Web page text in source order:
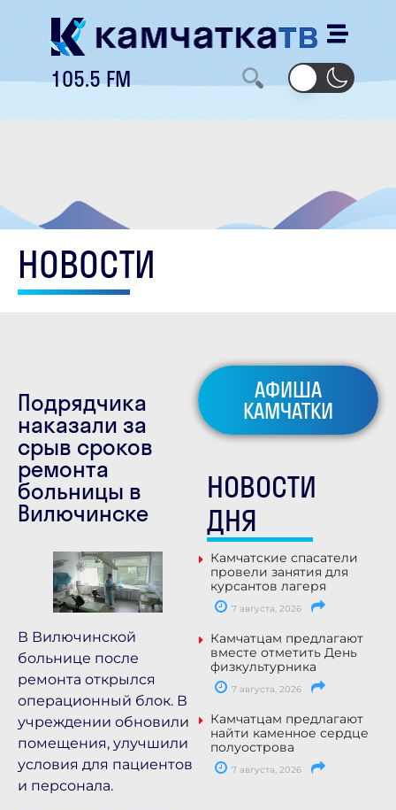
105.5 FM
НОВОСТИ
Подрядчика
наказали за
срыв сроков
ремонта
больницы в
Вилючинске
В Вилючинской
больнице после
ремонта открылся
операционный блок. В
учреждении обновили
помещения, улучшили
условия для пациентов
и персонала.
АФИША
КАМЧАТКИ
НОВОСТИ
ДНЯ
Камчатские спасатели
провели занятия для
курсантов лагеря
7 августа, 2026
Камчатцам предлагают
вместе отметить День
физкультурника
7 августа, 2026
Камчатцам предлагают
найти каменное сердце
полуострова
7 августа, 2026